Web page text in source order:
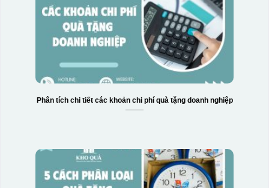
Phân tích chi tiết các khoản chi phí quà tặng doanh nghiệp